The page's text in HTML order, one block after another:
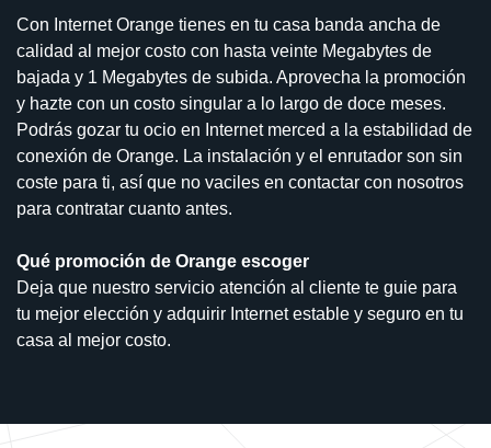
Con Internet Orange tienes en tu casa banda ancha de
calidad al mejor costo con hasta veinte Megabytes de
bajada y 1 Megabytes de subida. Aprovecha la promoción
y hazte con un costo singular a lo largo de doce meses.
Podrás gozar tu ocio en Internet merced a la estabilidad de
conexión de Orange. La instalación y el enrutador son sin
coste para ti, así que no vaciles en contactar con nosotros
para contratar cuanto antes.
Qué promoción de Orange escoger
Deja que nuestro servicio atención al cliente te guie para
tu mejor elección y adquirir Internet estable y seguro en tu
casa al mejor costo.